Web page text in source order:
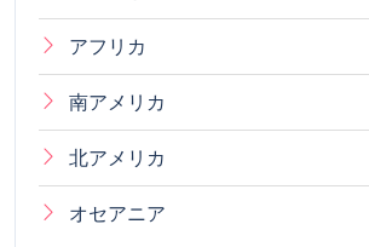
アフリカ
南アメリカ
北アメリカ
オセアニア